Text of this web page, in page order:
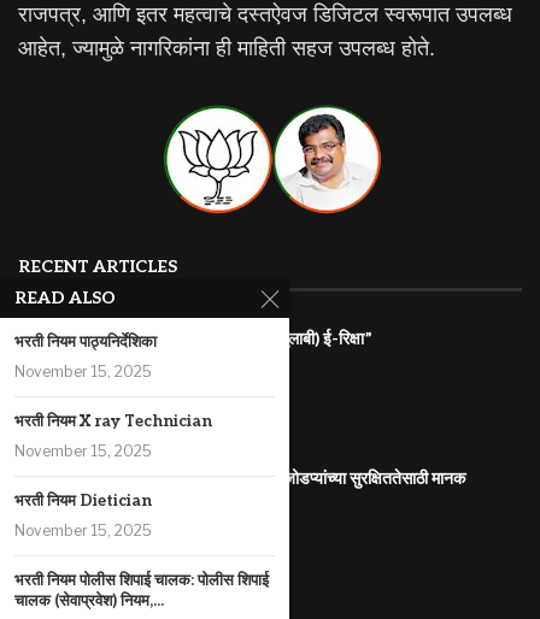
राजपत्र, आणि इतर महत्वाचे दस्तऐवज डिजिटल स्वरूपात उपलब्ध
आहेत, ज्यामुळे नागरिकांना ही माहिती सहज उपलब्ध होते.
RECENT ARTICLES
राज्यातील गरजू महिलांना रोजगारासाठी “पिंक (गुलाबी) ई-रिक्षा”
July 31, 2026
महाराष्ट्र इलेक्ट्रिक वाहन धोरण
आंतरजातीय किंवा आंतरधर्मीय विवाह करणा-या जोडप्यांच्या सुरक्षिततेसाठी मानक
कार्यप्रणाली
July 29, 2026
पोलीस कोठडीतील मृत्यू
July 29, 2026
READ ALSO
भरती नियम पाठ्यनिर्देशिका
November 15, 2025
भरती नियम X ray Technician
November 15, 2025
भरती नियम Dietician
November 15, 2025
भरती नियम पोलीस शिपाई चालक: पोलीस शिपाई
चालक (सेवाप्रवेश) नियम,...